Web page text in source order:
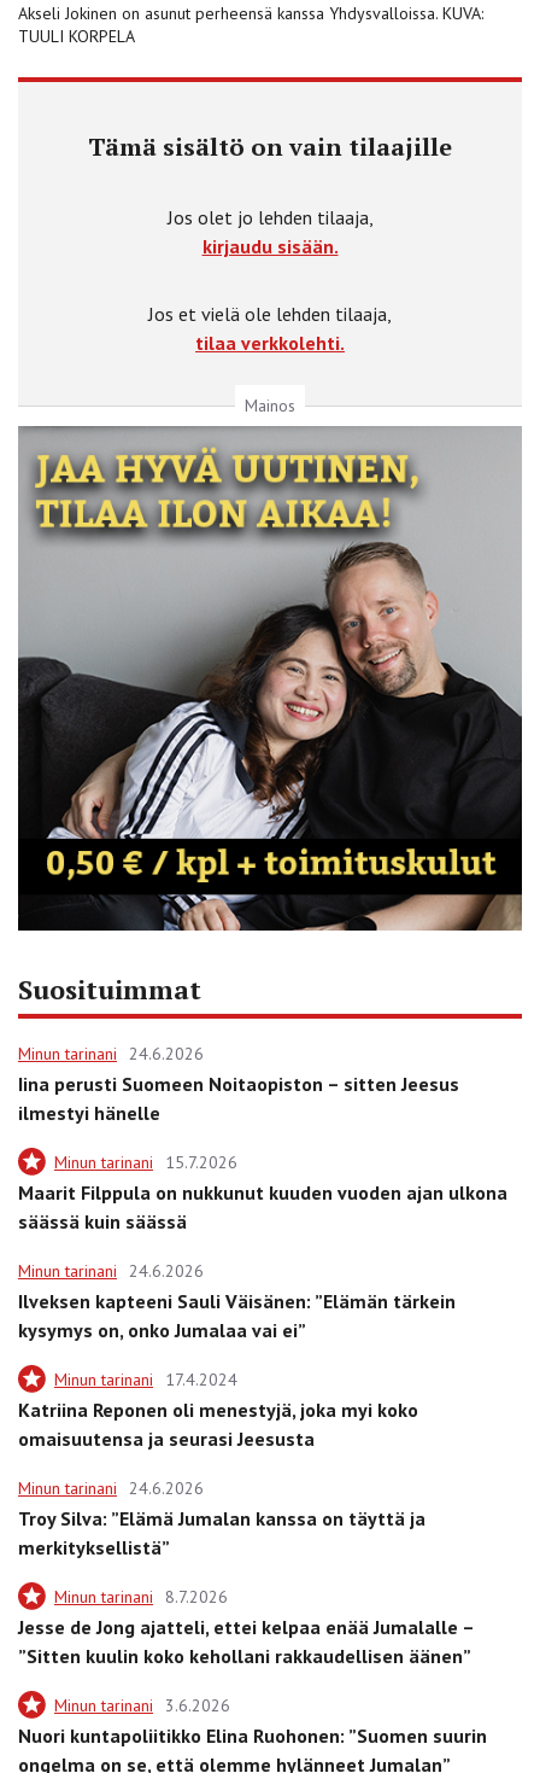
Akseli Jokinen on asunut perheensä kanssa Yhdysvalloissa. KUVA:
TUULI KORPELA
Tämä sisältö on vain tilaajille
Jos olet jo lehden tilaaja,
kirjaudu sisään.
Jos et vielä ole lehden tilaaja,
tilaa verkkolehti.
Mainos
Suosituimmat
Minun tarinani 24.6.2026
Iina perusti Suomeen Noitaopiston – sitten Jeesus
ilmestyi hänelle
Minun tarinani 15.7.2026
Maarit Filppula on nukkunut kuuden vuoden ajan ulkona
säässä kuin säässä
Minun tarinani 24.6.2026
Ilveksen kapteeni Sauli Väisänen: ”Elämän tärkein
kysymys on, onko Jumalaa vai ei”
Minun tarinani 17.4.2024
Katriina Reponen oli menestyjä, joka myi koko
omaisuutensa ja seurasi Jeesusta
Minun tarinani 24.6.2026
Troy Silva: ”Elämä Jumalan kanssa on täyttä ja
merkityksellistä”
Minun tarinani 8.7.2026
Jesse de Jong ajatteli, ettei kelpaa enää Jumalalle –
”Sitten kuulin koko kehollani rakkaudellisen äänen”
Minun tarinani 3.6.2026
Nuori kuntapoliitikko Elina Ruohonen: ”Suomen suurin
ongelma on se, että olemme hylänneet Jumalan”